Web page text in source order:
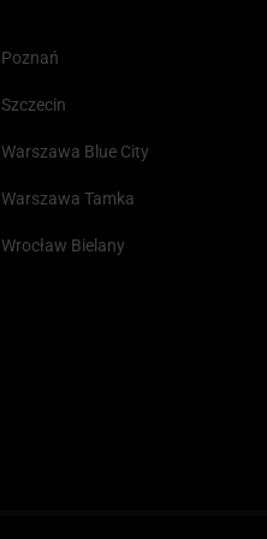
Poznań
Szczecin
Warszawa Blue City
Warszawa Tamka
Wrocław Bielany